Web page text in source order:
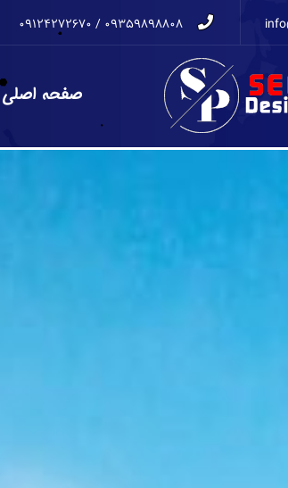
۰۹۳۵۹۸۹۸۸۰۸ / ۰۹۱۲۴۲۷۲۶۷۰
صفحه اصلی